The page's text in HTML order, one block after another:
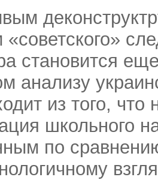
становится
анализу
из того,
школьного
по